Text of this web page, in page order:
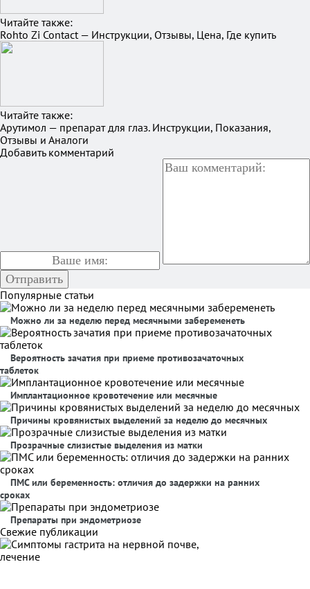
Читайте также:
Rohto Zi Contact — Инструкции, Отзывы, Цена, Где купить
Читайте также:
Арутимол — препарат для глаз. Инструкции, Показания,
Отзывы и Аналоги
Добавить комментарий
Популярные статьи
Можно ли за неделю перед месячными забеременеть
Вероятность зачатия при приеме противозачаточных
таблеток
Имплантационное кровотечение или месячные
Причины кровянистых выделений за неделю до месячных
Прозрачные слизистые выделения из матки
ПМС или беременность: отличия до задержки на ранних
сроках
Препараты при эндометриозе
Свежие публикации